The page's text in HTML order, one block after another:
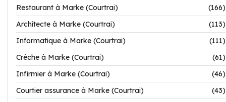
Restaurant à Marke (Courtrai)
(166)
Architecte à Marke (Courtrai)
(113)
Informatique à Marke (Courtrai)
(111)
Crèche à Marke (Courtrai)
(61)
Infirmier à Marke (Courtrai)
(46)
Courtier assurance à Marke (Courtrai)
(43)